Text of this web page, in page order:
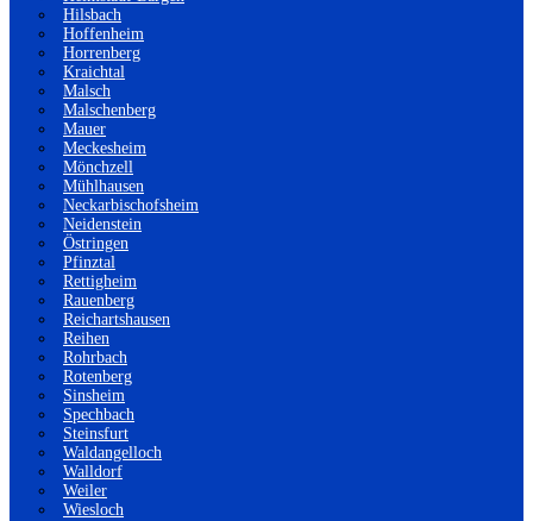
Hilsbach
Hoffenheim
Horrenberg
Kraichtal
Malsch
Malschenberg
Mauer
Meckesheim
Mönchzell
Mühlhausen
Neckarbischofsheim
Neidenstein
Östringen
Pfinztal
Rettigheim
Rauenberg
Reichartshausen
Reihen
Rohrbach
Rotenberg
Sinsheim
Spechbach
Steinsfurt
Waldangelloch
Walldorf
Weiler
Wiesloch